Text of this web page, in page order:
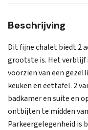
Beschrijving
Dit fijne chalet biedt 2
grootste is. Het verblijf
voorzien van een
keuken en eettafel. 2
badkamer en suite en
ontbijten te midden
Parkeergelegenheid is